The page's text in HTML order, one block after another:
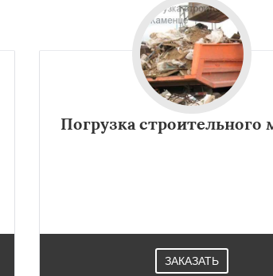
Погрузка строительного
ЗАКАЗАТЬ
Даю согласие на обработку персональных